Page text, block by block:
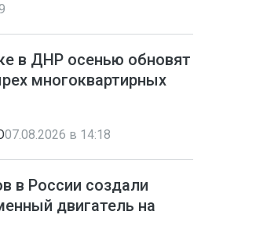
в ДНР осенью обновят
многоквартирных
07.08.2026 в 14:18
в России создали
двигатель на